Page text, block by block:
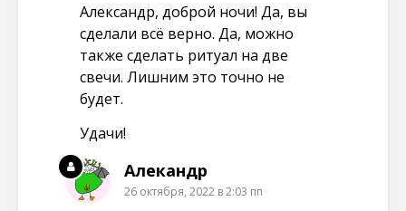
Александр, доброй ночи! Да, вы
сделали всё верно. Да, можно
также сделать ритуал на две
свечи. Лишним это точно не
будет.
Удачи!
Алекандр
26 октября, 2022 в 2:03 пп